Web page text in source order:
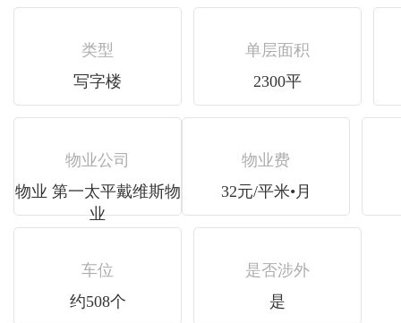
类型
写字楼
单层面积
2300平
物业公司
物业 第一太平戴维斯物
业
物业费
32元/平米•月
车位
约508个
是否涉外
是